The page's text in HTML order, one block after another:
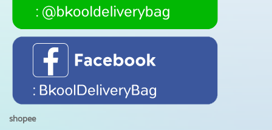
shopee